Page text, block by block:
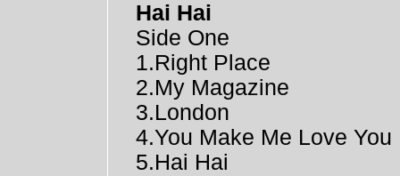
Hai Hai
Side One
1.Right Place
2.My Magazine
3.London
4.You Make Me Love You
5.Hai Hai